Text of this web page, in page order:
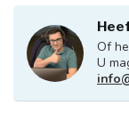
Of
U